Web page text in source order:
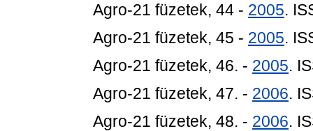
Agro-21 füzetek, 44 - 2005.
Agro-21 füzetek, 45 - 2005.
Agro-21 füzetek, 46. - 2005.
Agro-21 füzetek, 47. - 2006.
Agro-21 füzetek, 48. - 2006.